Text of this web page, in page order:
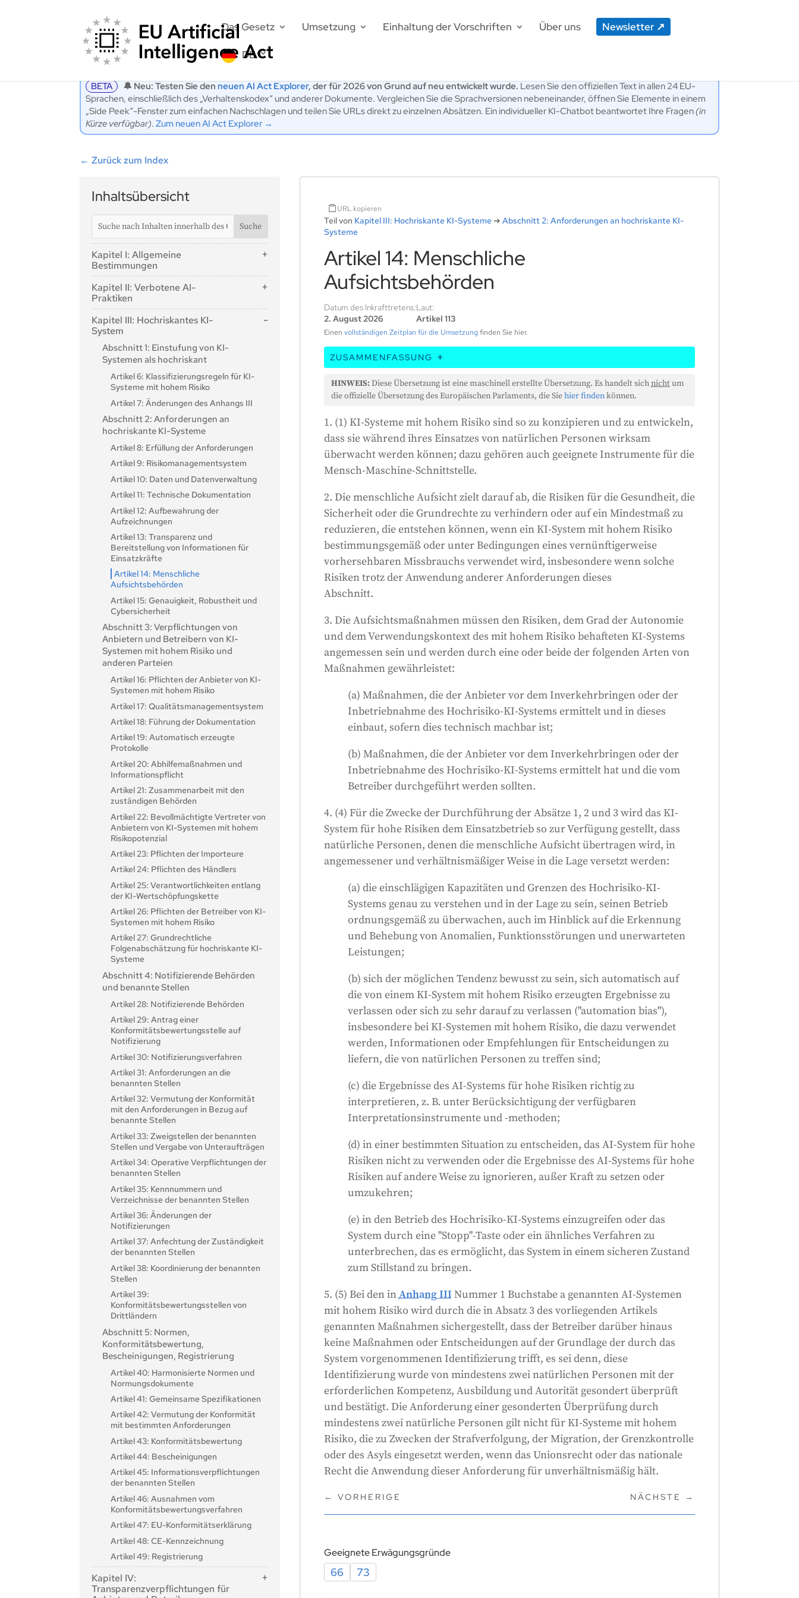
Das Gesetz Umsetzung Einhaltung der Vorschriften Über uns Newsletter
DE
BETA 🔔 Neu: Testen Sie denneuen AI Act Explorer, der für 2026 von Grund auf neu entwickelt wurde. Lesen Sie den offiziellen Text in allen 24 EU-
Sprachen, einschließlich des „Verhaltenskodex“ und anderer Dokumente. Vergleichen Sie die Sprachversionen nebeneinander, öffnen Sie Elemente in einem
„Side Peek“-Fenster zum einfachen Nachschlagen und teilen Sie URLs direkt zu einzelnen Absätzen. Ein individueller KI-Chatbot beantwortet Ihre Fragen(in
Kürze verfügbar).Zum neuen AI Act Explorer →
←Zurück zum Index
Inhaltsübersicht
Kapitel I: Allgemeine
Bestimmungen
Artikel 1: Gegenstand
Artikel 2: Anwendungsbereich
Artikel 4: KI-Kompetenz
Kapitel II: Verbotene AI-
Praktiken
Artikel 5: Verbotene AI-Praktiken
Kapitel III: Hochriskantes KI-
System
Abschnitt 1: Einstufung von KI-
Systemen als hochriskant
Artikel 6: Klassifizierungsregeln für KI-
Systeme mit hohem Risiko
Artikel 7: Änderungen des Anhangs III
Abschnitt 2: Anforderungen an
hochriskante KI-Systeme
Artikel 8: Erfüllung der Anforderungen
Artikel 9: Risikomanagementsystem
Artikel 10: Daten und Datenverwaltung
Artikel 11: Technische Dokumentation
Artikel 12: Aufbewahrung der
Aufzeichnungen
Artikel 13: Transparenz und
Bereitstellung von Informationen für
Einsatzkräfte
Artikel 14: Menschliche
Aufsichtsbehörden
Artikel 15: Genauigkeit, Robustheit und
Cybersicherheit
Abschnitt 3: Verpflichtungen von
Anbietern und Betreibern von KI-
Systemen mit hohem Risiko und
anderen Parteien
Artikel 16: Pflichten der Anbieter von KI-
Systemen mit hohem Risiko
Artikel 17: Qualitätsmanagementsystem
Artikel 18: Führung der Dokumentation
Artikel 19: Automatisch erzeugte
Protokolle
Artikel 20: Abhilfemaßnahmen und
Informationspflicht
Artikel 21: Zusammenarbeit mit den
zuständigen Behörden
Artikel 22: Bevollmächtigte Vertreter von
Anbietern von KI-Systemen mit hohem
Risikopotenzial
Artikel 23: Pflichten der Importeure
Artikel 24: Pflichten des Händlers
Artikel 25: Verantwortlichkeiten entlang
der KI-Wertschöpfungskette
Artikel 26: Pflichten der Betreiber von KI-
Systemen mit hohem Risiko
Artikel 27: Grundrechtliche
Folgenabschätzung für hochriskante KI-
Systeme
Abschnitt 4: Notifizierende Behörden
und benannte Stellen
Artikel 28: Notifizierende Behörden
Artikel 29: Antrag einer
Konformitätsbewertungsstelle auf
Notifizierung
Artikel 30: Notifizierungsverfahren
Artikel 31: Anforderungen an die
benannten Stellen
Artikel 32: Vermutung der Konformität
mit den Anforderungen in Bezug auf
benannte Stellen
Artikel 33: Zweigstellen der benannten
Stellen und Vergabe von Unteraufträgen
Artikel 34: Operative Verpflichtungen der
benannten Stellen
Artikel 35: Kennnummern und
Verzeichnisse der benannten Stellen
Artikel 36: Änderungen der
Notifizierungen
Artikel 37: Anfechtung der Zuständigkeit
der benannten Stellen
Artikel 38: Koordinierung der benannten
Stellen
Artikel 39:
Konformitätsbewertungsstellen von
Drittländern
Abschnitt 5: Normen,
Konformitätsbewertung,
Bescheinigungen, Registrierung
Artikel 40: Harmonisierte Normen und
Normungsdokumente
Artikel 41: Gemeinsame Spezifikationen
Artikel 42: Vermutung der Konformität
mit bestimmten Anforderungen
Artikel 43: Konformitätsbewertung
Artikel 44: Bescheinigungen
Artikel 45: Informationsverpflichtungen
der benannten Stellen
Artikel 46: Ausnahmen vom
Konformitätsbewertungsverfahren
Artikel 47: EU-Konformitätserklärung
Artikel 48: CE-Kennzeichnung
Artikel 49: Registrierung
Kapitel IV:
Transparenzverpflichtungen für
URL kopieren
Teil von Kapitel III: Hochriskante KI-Systeme➔ Abschnitt 2: Anforderungen an hochriskante KI-
Systeme
Artikel 14: Menschliche
Aufsichtsbehörden
Datum des Inkrafttretens:
2. August 2026
Laut:
Artikel 113
Einen vollständigen Zeitplan für die Umsetzung finden Sie hier.
ZUSAMMENFASSUNG
In diesem Artikel heißt es, dass KI-Systeme mit hohem Risiko so konzipiert
sein müssen, dass sie von Menschen wirksam überwacht werden können.
Sicherheit oder die Grundrechte, die sich aus der Nutzung dieser Systeme
ergeben können, zu verhindern oder zu minimieren. Die
Überwachungsmaßnahmen sollten den Risiken und dem Kontext der
Nutzung des KI-Systems entsprechen. Diese Maßnahmen könnten vom
Anbieter in das System eingebaut oder vom Nutzer umgesetzt werden. Das
KI-System sollte so bereitgestellt werden, dass die Aufsichtsbehörde seine
Fähigkeiten und Grenzen verstehen, Probleme erkennen und beheben, ein
übermäßiges Vertrauen in das System vermeiden, seine Ergebnisse
interpretieren, entscheiden, es nicht zu verwenden oder seinen Betrieb
einzustellen kann. Bei bestimmten KI-Systemen mit hohem Risiko muss
jede Handlung oder Entscheidung, die auf der Identifizierung des Systems
Generiert von CLaiRK, bearbeitet von uns.
HINWEIS:Diese Übersetzung ist eine maschinell erstellte Übersetzung. Es handelt sichnichtum
die offizielle Übersetzung des Europäischen Parlaments, die Siehier findenkönnen.
1. (1) KI-Systeme mit hohem Risiko sind so zu konzipieren und zu entwickeln,
dass sie während ihres Einsatzes von natürlichen Personen wirksam
überwacht werden können; dazu gehören auch geeignete Instrumente für die
Mensch-Maschine-Schnittstelle.
2. Die menschliche Aufsicht zielt darauf ab, die Risiken für die Gesundheit, die
Sicherheit oder die Grundrechte zu verhindern oder auf ein Mindestmaß zu
reduzieren, die entstehen können, wenn ein KI-System mit hohem Risiko
bestimmungsgemäß oder unter Bedingungen eines vernünftigerweise
vorhersehbaren Missbrauchs verwendet wird, insbesondere wenn solche
Risiken trotz der Anwendung anderer Anforderungen dieses
Abschnitt.
3. Die Aufsichtsmaßnahmen müssen den Risiken, dem Grad der Autonomie
und dem Verwendungskontext des mit hohem Risiko behafteten KI-Systems
angemessen sein und werden durch eine oder beide der folgenden Arten von
Maßnahmen gewährleistet:
(a) Maßnahmen, die der Anbieter vor dem Inverkehrbringen oder der
Inbetriebnahme des Hochrisiko-KI-Systems ermittelt und in dieses
einbaut, sofern dies technisch machbar ist;
(b) Maßnahmen, die der Anbieter vor dem Inverkehrbringen oder der
Inbetriebnahme des Hochrisiko-KI-Systems ermittelt hat und die vom
Betreiber durchgeführt werden sollten.
4. (4) Für die Zwecke der Durchführung der Absätze 1, 2 und 3 wird das KI-
System für hohe Risiken dem Einsatzbetrieb so zur Verfügung gestellt, dass
natürliche Personen, denen die menschliche Aufsicht übertragen wird, in
angemessener und verhältnismäßiger Weise in die Lage versetzt werden:
(a) die einschlägigen Kapazitäten und Grenzen des Hochrisiko-KI-
Systems genau zu verstehen und in der Lage zu sein, seinen Betrieb
ordnungsgemäß zu überwachen, auch im Hinblick auf die Erkennung
und Behebung von Anomalien, Funktionsstörungen und unerwarteten
Leistungen;
(b) sich der möglichen Tendenz bewusst zu sein, sich automatisch auf
die von einem KI-System mit hohem Risiko erzeugten Ergebnisse zu
verlassen oder sich zu sehr darauf zu verlassen ("automation bias"),
insbesondere bei KI-Systemen mit hohem Risiko, die dazu verwendet
werden, Informationen oder Empfehlungen für Entscheidungen zu
liefern, die von natürlichen Personen zu treffen sind;
(c) die Ergebnisse des AI-Systems für hohe Risiken richtig zu
interpretieren, z. B. unter Berücksichtigung der verfügbaren
Interpretationsinstrumente und -methoden;
(d) in einer bestimmten Situation zu entscheiden, das AI-System für hohe
Risiken nicht zu verwenden oder die Ergebnisse des AI-Systems für hohe
Risiken auf andere Weise zu ignorieren, außer Kraft zu setzen oder
umzukehren;
(e) in den Betrieb des Hochrisiko-KI-Systems einzugreifen oder das
System durch eine "Stopp"-Taste oder ein ähnliches Verfahren zu
unterbrechen, das es ermöglicht, das System in einem sicheren Zustand
zum Stillstand zu bringen.
5. (5) Bei den inAnhang III Nummer 1 Buchstabe a genannten AI-Systemen
mit hohem Risiko wird durch die in Absatz 3 des vorliegenden Artikels
genannten Maßnahmen sichergestellt, dass der Betreiber darüber hinaus
keine Maßnahmen oder Entscheidungen auf der Grundlage der durch das
System vorgenommenen Identifizierung trifft, es sei denn, diese
Identifizierung wurde von mindestens zwei natürlichen Personen mit der
erforderlichen Kompetenz, Ausbildung und Autorität gesondert überprüft
und bestätigt. Die Anforderung einer gesonderten Überprüfung durch
mindestens zwei natürliche Personen gilt nicht für KI-Systeme mit hohem
Risiko, die zu Zwecken der Strafverfolgung, der Migration, der Grenzkontrolle
oder des Asyls eingesetzt werden, wenn das Unionsrecht oder das nationale
Recht die Anwendung dieser Anforderung für unverhältnismäßig hält.
← VORHERIGE NÄCHSTE →
Geeignete Erwägungsgründe
66 73